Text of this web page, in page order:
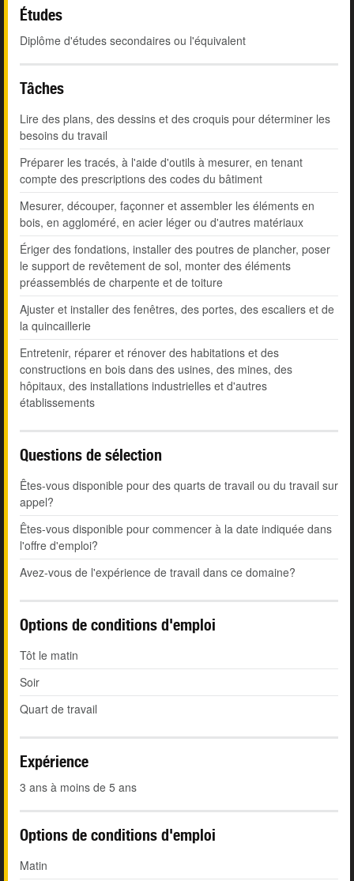
Études
Diplôme d'études secondaires ou l'équivalent
Tâches
Lire des plans, des dessins et des croquis pour déterminer les
besoins du travail
Préparer les tracés, à l'aide d'outils à mesurer, en tenant
compte des prescriptions des codes du bâtiment
Mesurer, découper, façonner et assembler les éléments en
bois, en aggloméré, en acier léger ou d'autres matériaux
Ériger des fondations, installer des poutres de plancher, poser
le support de revêtement de sol, monter des éléments
préassemblés de charpente et de toiture
Ajuster et installer des fenêtres, des portes, des escaliers et de
la quincaillerie
Entretenir, réparer et rénover des habitations et des
constructions en bois dans des usines, des mines, des
hôpitaux, des installations industrielles et d'autres
établissements
Questions de sélection
Êtes-vous disponible pour des quarts de travail ou du travail sur
appel?
Êtes-vous disponible pour commencer à la date indiquée dans
l'offre d'emploi?
Avez-vous de l'expérience de travail dans ce domaine?
Options de conditions d'emploi
Tôt le matin
Soir
Quart de travail
Expérience
3 ans à moins de 5 ans
Options de conditions d'emploi
Matin